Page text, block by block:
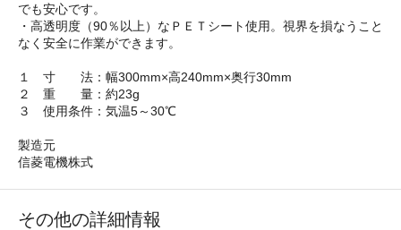
でも安心です。
・高透明度（90％以上）なＰＥＴシート使用。視界を損なうこと
なく安全に作業ができます。
１ 寸 法：幅300mm×高240mm×奥行30mm
２ 重 量：約23g
３ 使用条件：気温5～30℃
製造元
信菱電機株式
その他の詳細情報